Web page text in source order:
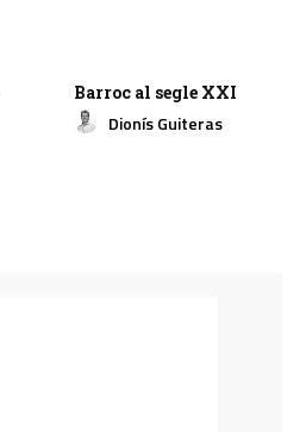
Barroc al segle XXI
Dionís Guiteras